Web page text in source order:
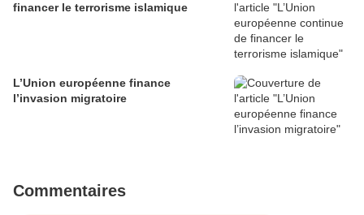
financer le terrorisme islamique
L’Union européenne finance
l’invasion migratoire
Commentaires